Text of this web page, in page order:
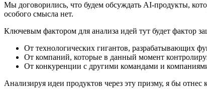
Мы договорились, что будем обсуждать AI-продукты,
особого смысла нет.
Ключевым фактором для анализа идей тут будет фактор
От технологических гигантов, разрабатывающих
От компаний, которые в данный момент
От конкуренции с другими командами и
Анализируя идеи продуктов через эту призму, я бы отнес